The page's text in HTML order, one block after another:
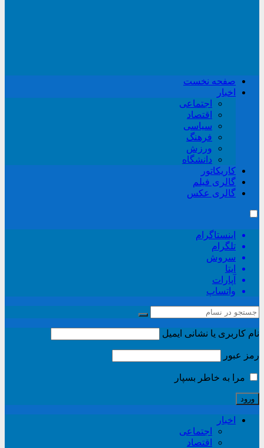
صفحه نخست
اخبار
اجتماعی
اقتصاد
سیاسی
فرهنگ
ورزش
دانشگاه
کاریکاتور
گالری فیلم
گالری عکس
اینستاگرام
تلگرام
سروش
ایتا
آپارات
واتساپ
نام کاربری یا نشانی ایمیل
رمز عبور
مرا به خاطر بسپار
اخبار
اجتماعی
اقتصاد